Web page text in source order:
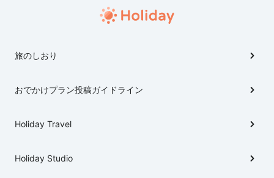
旅のしおり
おでかけプラン投稿ガイドライン
Holiday Travel
Holiday Studio